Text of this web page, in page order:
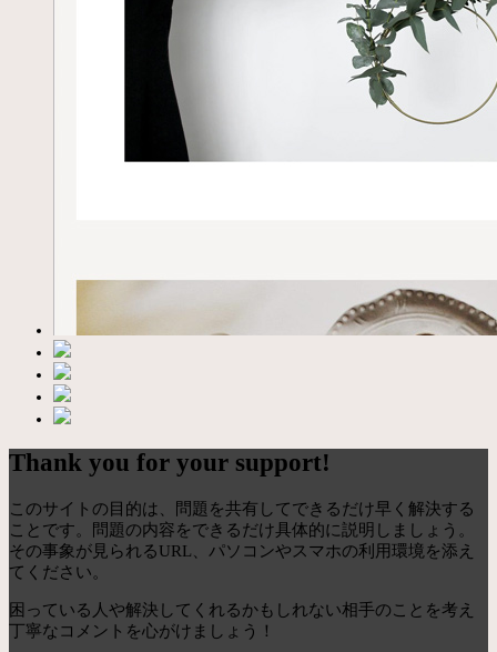
Thank you for your support!
このサイトの目的は、問題を共有してできるだけ早く解決する
ことです。問題の内容をできるだけ具体的に説明しましょう。
その事象が見られるURL、パソコンやスマホの利用環境を添え
てください。
困っている人や解決してくれるかもしれない相手のことを考え
丁寧なコメントを心がけましょう！